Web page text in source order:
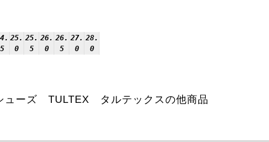
5
25.
0
25.
5
26.
0
26.
5
27.
0
28.
0
ューズ TULTEX タルテックスの他商品